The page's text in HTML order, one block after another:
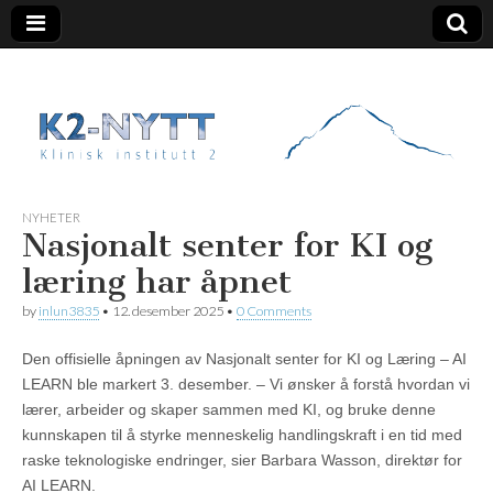
K2 Nytt
NYHETER
Nasjonalt senter for KI og
læring har åpnet
by inlun3835 • 12. desember 2025 • 0 Comments
Den offisielle åpningen av Nasjonalt senter for KI og Læring – AI
LEARN ble markert 3. desember. – Vi ønsker å forstå hvordan vi
lærer, arbeider og skaper sammen med KI, og bruke denne
kunnskapen til å styrke menneskelig handlingskraft i en tid med
raske teknologiske endringer, sier Barbara Wasson, direktør for
AI LEARN.